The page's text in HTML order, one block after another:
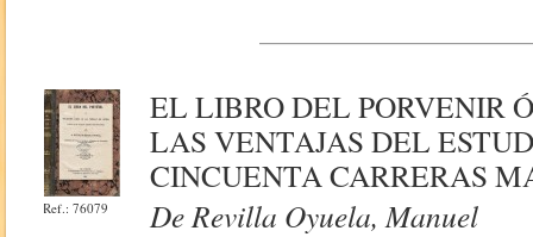
Ref.: 76079
EL LIBRO DEL PORVENIR
LAS VENTAJAS DEL
CINCUENTA CARRERAS
De Revilla Oyuela, Manuel